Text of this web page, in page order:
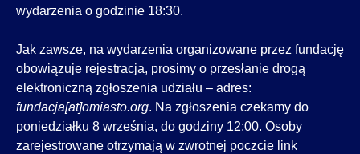
wydarzenia o godzinie 18:30.
Jak zawsze, na wydarzenia organizowane przez fundację
obowiązuje rejestracja, prosimy o przesłanie drogą
elektroniczną zgłoszenia udziału – adres:
fundacja[at]omiasto.org. Na zgłoszenia czekamy do
poniedziałku 8 września, do godziny 12:00. Osoby
zarejestrowane otrzymają w zwrotnej poczcie link